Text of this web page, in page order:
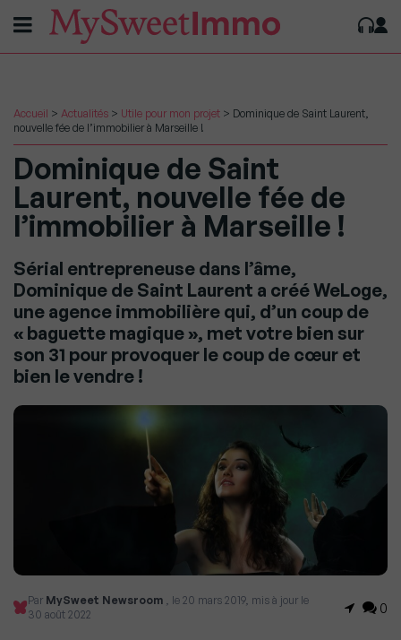
Accueil > Actualités > Utile pour mon projet > Dominique de Saint Laurent,
nouvelle fée de l’immobilier à Marseille !
Dominique de Saint
Laurent, nouvelle fée de
l’immobilier à Marseille !
Sérial entrepreneuse dans l’âme,
Dominique de Saint Laurent a créé WeLoge,
une agence immobilière qui, d’un coup de
« baguette magique », met votre bien sur
son 31 pour provoquer le coup de cœur et
bien le vendre !
Par MySweet Newsroom , le 20 mars 2019, mis à jour le
30 août 2022
0